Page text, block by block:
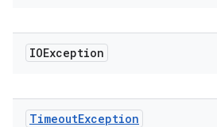
IOException
TimeoutException